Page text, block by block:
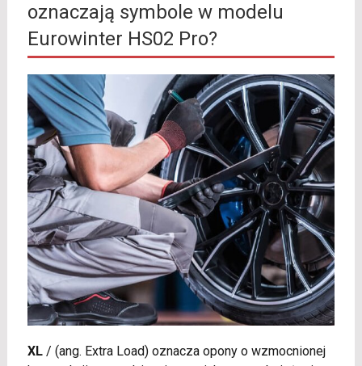
oznaczają symbole w modelu
Eurowinter HS02 Pro?
XL/ (ang. Extra Load) oznacza opony o wzmocnionej